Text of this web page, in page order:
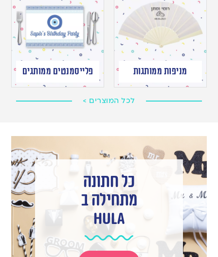
מניפות ממותגות פלייסמנטים ממותגים
לכל המוצרים >
כל חתונה
מתחילה ב
hula